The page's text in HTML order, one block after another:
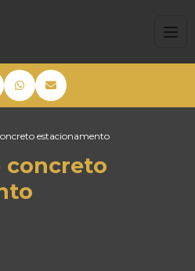
estacionamento
concreto